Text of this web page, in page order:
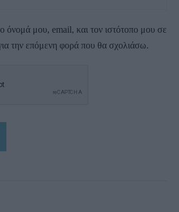
όνομά μου, email, και τον ιστότοπο μου σε
την επόμενη φορά που θα σχολιάσω.